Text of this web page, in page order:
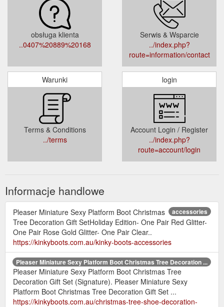
obsługa klienta
..0407%20889%20168
Serwis & Wsparcie
../index.php?
route=information/contact
Warunki
Terms & Conditions
../terms
login
Account Login / Register
../index.php?
route=account/login
Informacje handlowe
accessories
Pleaser Miniature Sexy Platform Boot Christmas
Tree Decoration Gift SetHoliday Edition- One Pair Red Glitter-
One Pair Rose Gold Glitter- One Pair Clear..
https://kinkyboots.com.au/kinky-boots-accessories
Pleaser Miniature Sexy Platform Boot Christmas Tree Decoration ...
Pleaser Miniature Sexy Platform Boot Christmas Tree
Decoration Gift Set (Signature). Pleaser Miniature Sexy
Platform Boot Christmas Tree Decoration Gift Set ...
https://kinkyboots.com.au/christmas-tree-shoe-decoration-